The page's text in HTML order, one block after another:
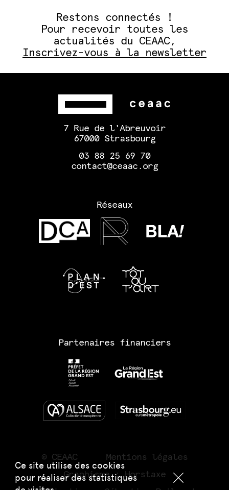
Ce site utilise des cookies
pour réaliser des statistiques
Restons connectés !
Pour recevoir toutes les
actualités du CEAAC,
Inscrivez-vous à la newsletter
7 Rue de l'Abreuvoir
67000 Strasbourg
03 88 25 69 70
contact@ceaac.org
Réseaux
Partenaires financiers
© CEAAC
Mentions légales
Graphisme : Horstaxe